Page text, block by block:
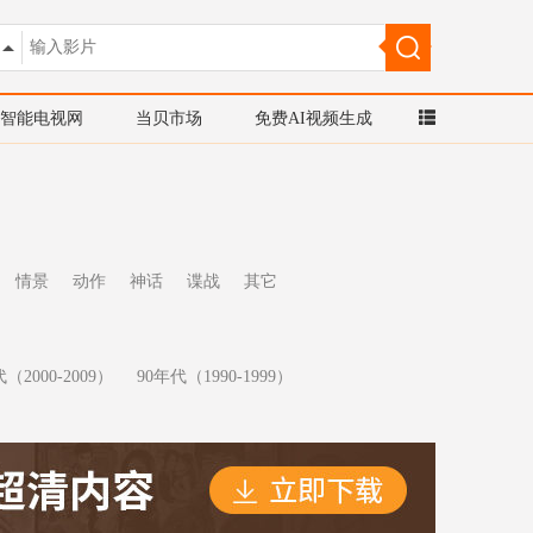
智能电视网 当贝市场 免费AI视频生成
情景 动作 神话 谍战 其它
2000-2009）
90年代（1990-1999）